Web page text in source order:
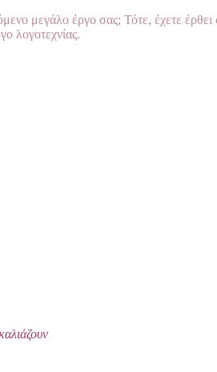
μεγάλο έργο σας; Τότε, έχετε
λογοτεχνίας.